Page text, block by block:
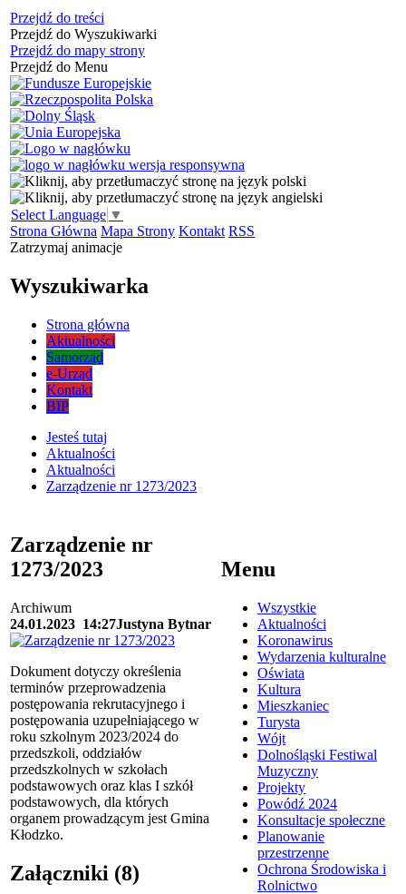
Przejdź do treści
Przejdź do Wyszukiwarki
Przejdź do mapy strony
Przejdź do Menu
Select Language ▼
Strona Główna Mapa Strony Kontakt RSS
Zatrzymaj animacje
Wyszukiwarka
Strona główna
Aktualności
Samorząd
e-Urząd
Kontakt
BIP
Jesteś tutaj
Aktualności
Aktualności
Zarządzenie nr 1273/2023
Zarządzenie nr
1273/2023
Archiwum
24.01.2023 14:27Justyna Bytnar
Dokument dotyczy określenia
terminów przeprowadzenia
postępowania rekrutacyjnego i
postępowania uzupełniającego w
roku szkolnym 2023/2024 do
przedszkoli, oddziałów
przedszkolnych w szkołach
podstawowych oraz klas I szkół
podstawowych, dla których
organem prowadzącym jest Gmina
Kłodzko.
Załączniki (8)
Menu
Wszystkie
Aktualności
Koronawirus
Wydarzenia kulturalne
Oświata
Kultura
Mieszkaniec
Turysta
Wójt
Dolnośląski Festiwal
Muzyczny
Projekty
Powódź 2024
Konsultacje społeczne
Planowanie
przestrzenne
Ochrona Środowiska i
Rolnictwo